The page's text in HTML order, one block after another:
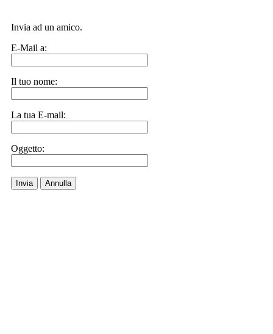
Invia ad un amico.
E-Mail a:
Il tuo nome:
La tua E-mail:
Oggetto:
Invia Annulla